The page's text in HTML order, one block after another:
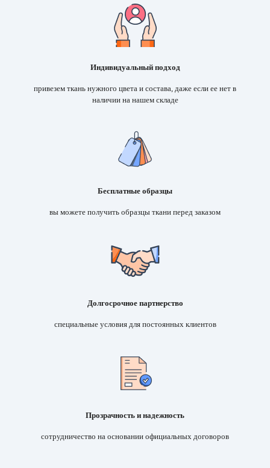
Индивидуальный подход
привезем ткань нужного цвета и состава, даже если ее нет в
наличии на нашем складе
Бесплатные образцы
вы можете получить образцы ткани перед заказом
Долгосрочное партнерство
специальные условия для постоянных клиентов
Прозрачность и надежность
cотрудничество на основании официальных договоров